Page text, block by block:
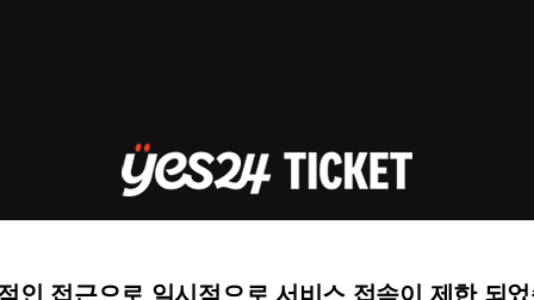
인 접근으로 일시적으로 서비스 접속이 제한 되